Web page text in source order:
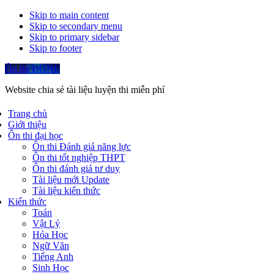
Skip to main content
Skip to secondary menu
Skip to primary sidebar
Skip to footer
Ôn thi ĐGNL
Website chia sẻ tài liệu luyện thi miễn phí
Trang chủ
Giới thiệu
Ôn thi đại học
Ôn thi Đánh giá năng lực
Ôn thi tốt nghiệp THPT
Ôn thi đánh giá tư duy
Tài liệu mới Update
Tài liệu kiến thức
Kiến thức
Toán
Vật Lý
Hóa Học
Ngữ Văn
Tiếng Anh
Sinh Học